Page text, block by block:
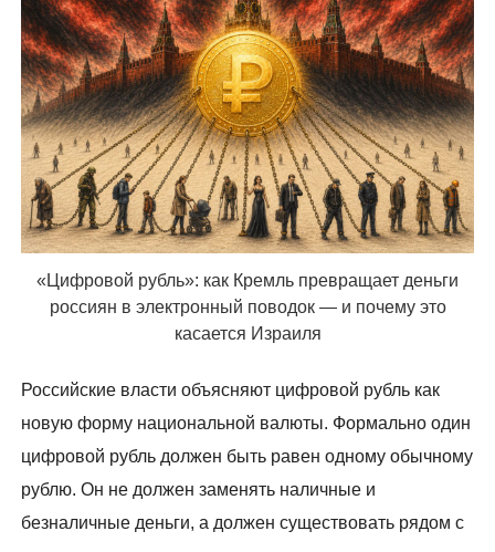
«Цифровой рубль»: как Кремль превращает деньги
россиян в электронный поводок — и почему это
касается Израиля
Российские власти объясняют цифровой рубль как
новую форму национальной валюты. Формально один
цифровой рубль должен быть равен одному обычному
рублю. Он не должен заменять наличные и
безналичные деньги, а должен существовать рядом с